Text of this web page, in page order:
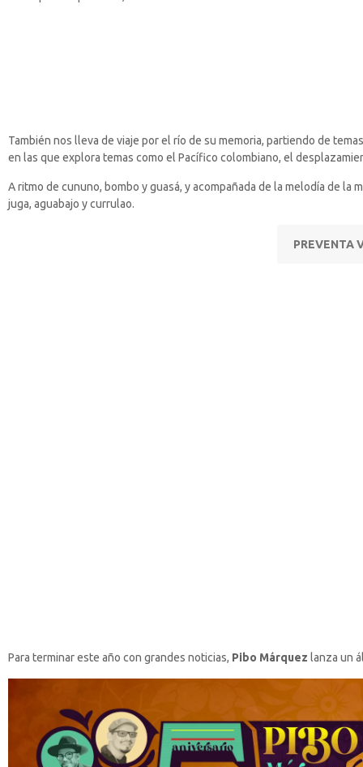
También nos lleva de viaje por el río de su memoria, partiendo de
en las que explora temas como el Pacífico colombiano, el
A ritmo de cununo, bombo y guasá, y acompañada de la melodía de
juga, aguabajo y currulao.
PREVENTA
Para terminar este año con grandes noticias, Pibo Márquez lanza un